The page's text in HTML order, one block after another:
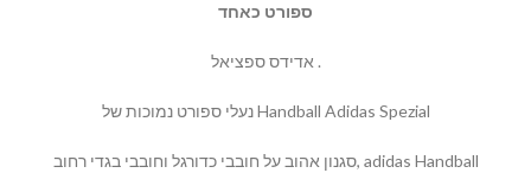
ספורט כאחד
אדידס ספציאל .
נעלי ספורט נמוכות של Handball Adidas Spezial
סגנון אהוב על חובבי כדורגל וחובבי בגדי רחוב, adidas Handball